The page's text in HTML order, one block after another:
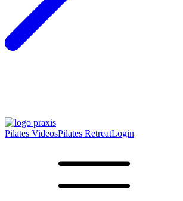
Pilates VideosPilates RetreatLogin